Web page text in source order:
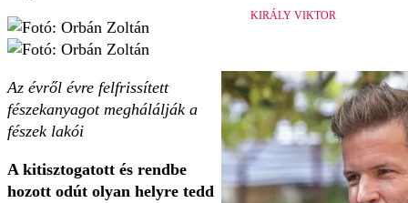
Az évről évre felfrissített
fészekanyagot meghálálják a
fészek lakói
A kitisztogatott és rendbe
hozott odút olyan helyre tedd
KIRÁLY VIKTOR